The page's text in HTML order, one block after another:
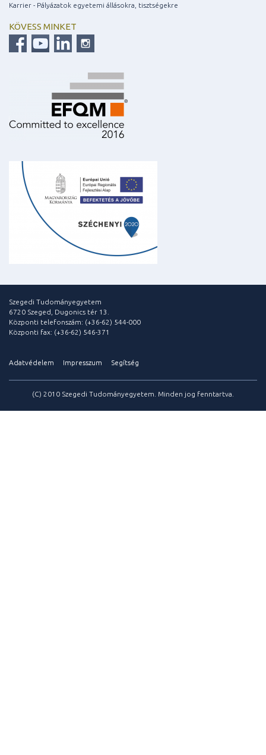
Karrier - Pályázatok egyetemi állásokra, tisztségekre
KÖVESS MINKET
Szegedi Tudományegyetem
6720 Szeged, Dugonics tér 13.
Központi telefonszám: (+36-62) 544-000
Központi fax: (+36-62) 546-371
Adatvédelem Impresszum Segítség
(C) 2010 Szegedi Tudományegyetem. Minden jog fenntartva.